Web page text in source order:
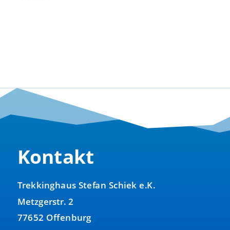
Kontakt
Trekkinghaus Stefan Schiek e.K.
Metzgerstr. 2
77652 Offenburg